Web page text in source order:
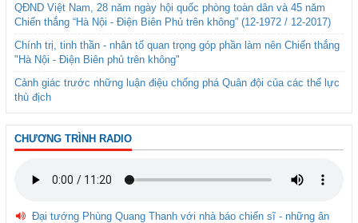
QĐND Việt Nam, 28 năm ngày hội quốc phòng toàn dân và 45 năm
Chiến thắng “Hà Nội - Điện Biên Phủ trên không” (12-1972 / 12-2017)
Chính trị, tinh thần - nhân tố quan trọng góp phần làm nên Chiến thắng
"Hà Nội - Điện Biên phủ trên không"
Cảnh giác trước những luận điệu chống phá Quân đội của các thế lực
thù địch
CHƯƠNG TRÌNH RADIO
Đại tướng Phùng Quang Thanh với nhà báo chiến sĩ - những ân